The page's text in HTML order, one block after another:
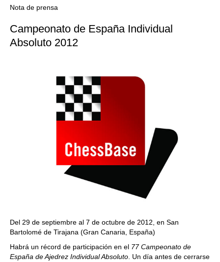
Nota de prensa
Campeonato de España Individual
Absoluto 2012
Del 29 de septiembre al 7 de octubre de 2012, en San
Bartolomé de Tirajana (Gran Canaria, España)
Habrá un récord de participación en el 77 Campeonato de
España de Ajedrez Individual Absoluto . Un día antes de cerrarse